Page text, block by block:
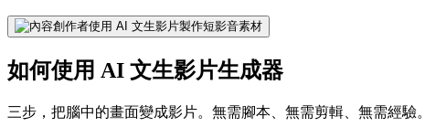
如何使用 AI 文生影片生成器
三步，把腦中的畫面變成影片。無需腳本、無需剪輯、無需經驗。